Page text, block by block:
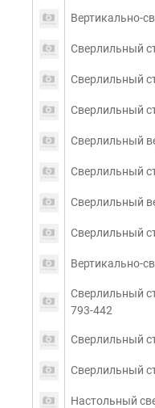
Вертикально-
Сверлильный
Сверлильный
Сверлильный
Сверлильный
Сверлильный
Сверлильный
Сверлильный
Вертикально-
Сверлильный
793-442
Сверлильный
Сверлильный
Настольный